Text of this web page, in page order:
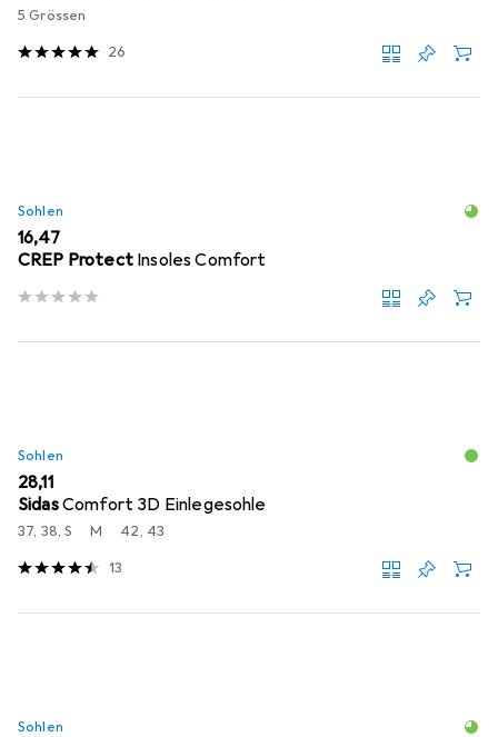
5 Grössen
26
Sohlen
EUR
16,47
CREP Protect Insoles Comfort
Sohlen
EUR
28,11
SidasComfort 3D Einlegesohle
37, 38, S M 42, 43
13
Sohlen